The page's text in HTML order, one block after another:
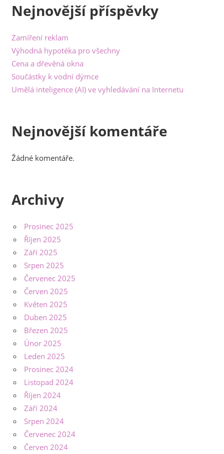
Nejnovější příspěvky
Zamíření reklam
Výhodná hypotéka pro všechny
Cena a dřevěná okna
Součástky k vodní dýmce
Umělá inteligence (AI) ve vyhledávání na Internetu
Nejnovější komentáře
Žádné komentáře.
Archivy
Prosinec 2025
Říjen 2025
Září 2025
Srpen 2025
Červenec 2025
Červen 2025
Květen 2025
Duben 2025
Březen 2025
Únor 2025
Leden 2025
Prosinec 2024
Listopad 2024
Říjen 2024
Září 2024
Srpen 2024
Červenec 2024
Červen 2024